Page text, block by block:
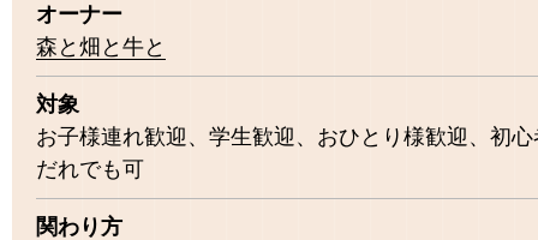
オーナー
森と畑と牛と
対象
お子様連れ歓迎
学生歓迎 おひとり様歓迎
初心
だれでも可
関わり方